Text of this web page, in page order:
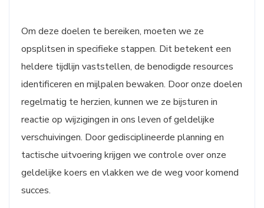
Om deze doelen te bereiken, moeten we ze
opsplitsen in specifieke stappen. Dit betekent een
heldere tijdlijn vaststellen, de benodigde resources
identificeren en mijlpalen bewaken. Door onze doelen
regelmatig te herzien, kunnen we ze bijsturen in
reactie op wijzigingen in ons leven of geldelijke
verschuivingen. Door gedisciplineerde planning en
tactische uitvoering krijgen we controle over onze
geldelijke koers en vlakken we de weg voor komend
succes.